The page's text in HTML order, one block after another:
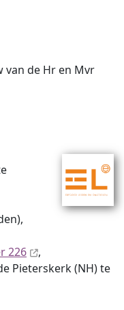
van de Hr en Mvr
226
,
Pieterskerk (NH) te